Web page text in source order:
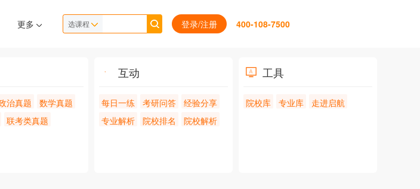
更多 选课程 登录/注册 400-108-7500
治真题
数学真题
联考类真题
互动
每日一练 考研问答
经验分享
专业解析
院校排名 院校解析
工具
院校库 专业库 走进启航